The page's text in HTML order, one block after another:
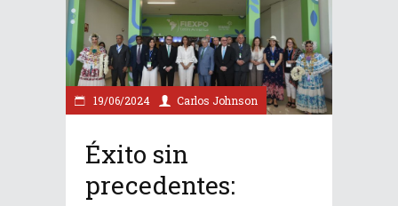
19/06/2024 Carlos Johnson
Éxito sin
precedentes: